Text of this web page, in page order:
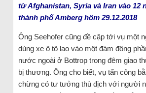
từ Afghanistan, Syria và Iran vào
thành phố Amberg hôm 29.12.2018
Ông Seehofer cũng đề cập tới vụ một
dùng xe ô tô lao vào một đám đông
nước ngoài ở Bottrop trong đêm giao
bị thương. Ông cho biết, vụ tấn công
chừng có tư tưởng thù địch với người